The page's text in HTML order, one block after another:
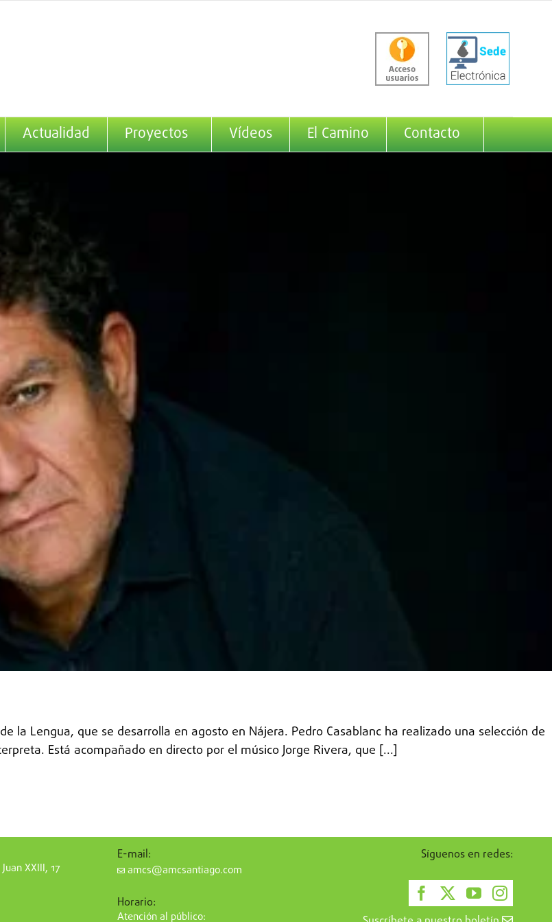
Actualidad Proyectos Vídeos El Camino Contacto
la Lengua, que se desarrolla en agosto en Nájera. Pedro Casablanc ha realizado una selección de
Está acompañado en directo por el músico Jorge Rivera, que [...]
XXIII, 17
E-mail:
amcs@amcsantiago.com
Horario:
Atención al público:
Síguenos en redes: